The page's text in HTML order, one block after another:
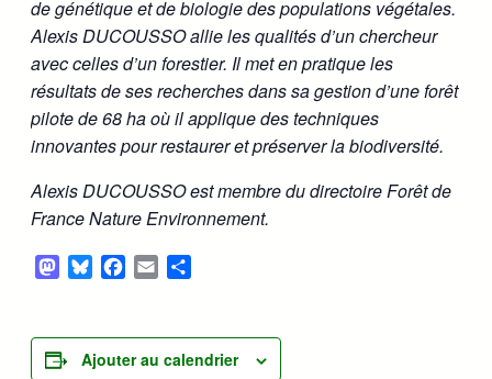
de génétique et de biologie des populations végétales.
Alexis DUCOUSSO allie les qualités d’un chercheur
avec celles d’un forestier. Il met en pratique les
résultats de ses recherches dans sa gestion d’une forêt
pilote de 68 ha où il applique des techniques
innovantes pour restaurer et préserver la biodiversité.
Alexis DUCOUSSO est membre du directoire Forêt de
France Nature Environnement.
MastodonBlueskyFacebook
Email
Ajouter au calendrier